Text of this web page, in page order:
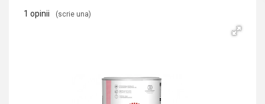
1 opinii (scrie una)